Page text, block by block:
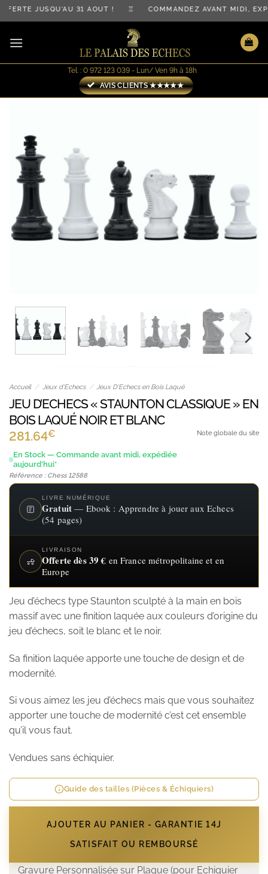
Passer
au
contenu
JUSQU'AU 31 AOÛT ! ♖ COMMANDEZ AVANT MIDI,
Tel. : 0 972 123 039 - Lun/ Ven 9h à 18h
AVIS CLIENTS ★★★★★
Accueil / Jeux d'Echecs / Jeux D'Echecs en Bois Laqué
JEU D’ECHECS « STAUNTON CLASSIQUE » EN
BOIS LAQUÉ NOIR ET BLANC
281.64€
En Stock — Commande avant midi, expédiée
aujourd'hui*
Référence : Chess 12588
Note globale du site
LIVRE NUMÉRIQUE
Gratuit — Ebook : Apprendre à jouer aux Echecs
(54 pages)
LIVRAISON
Offerte dès 39 € en France métropolitaine et en
Europe
Jeu d’échecs type Staunton sculpté à la main en bois
massif avec une finition laquée aux couleurs d’origine du
jeu d’échecs, soit le blanc et le noir.
Sa finition laquée apporte une touche de design et de
modernité.
Si vous aimez les jeu d’échecs mais que vous souhaitez
apporter une touche de modernité c’est cet ensemble
qu’il vous faut.
Vendues sans échiquier.
Guide des tailles (Pièces & Échiquiers)
AJOUTER AU PANIER - GARANTIE 14J
SATISFAIT OU REMBOURSÉ
Gravure Personnalisée sur Plaque (pour Echiquier